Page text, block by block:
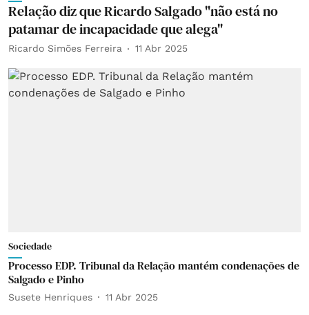
Relação diz que Ricardo Salgado "não está no
patamar de incapacidade que alega"
Ricardo Simões Ferreira 11 Abr 2025
Sociedade
Processo EDP. Tribunal da Relação mantém condenações de
Salgado e Pinho
Susete Henriques 11 Abr 2025